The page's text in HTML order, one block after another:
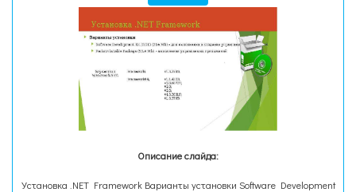
Описание слайда:
Установка .NET Framework Варианты установки Software Development